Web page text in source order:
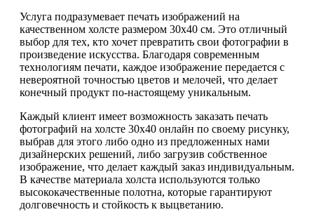
Услуга подразумевает печать изображений на
качественном холсте размером 30х40 см. Это отличный
выбор для тех, кто хочет превратить свои фотографии в
произведение искусства. Благодаря современным
технологиям печати, каждое изображение передается с
невероятной точностью цветов и мелочей, что делает
конечный продукт по-настоящему уникальным.
Каждый клиент имеет возможность заказать печать
фотографий на холсте 30х40 онлайн по своему рисунку,
выбрав для этого либо одно из предложенных нами
дизайнерских решений, либо загрузив собственное
изображение, что делает каждый заказ индивидуальным.
В качестве материала холста используются только
высококачественные полотна, которые гарантируют
долговечность и стойкость к выцветанию.